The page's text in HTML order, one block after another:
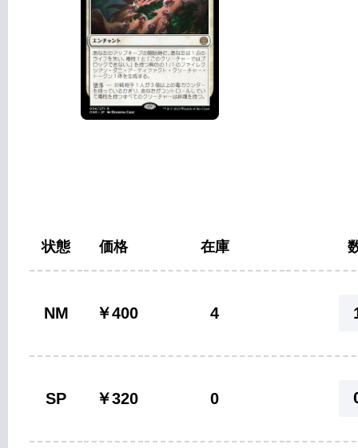
状態 価格 在庫
NM ￥400 4
SP ￥320 0